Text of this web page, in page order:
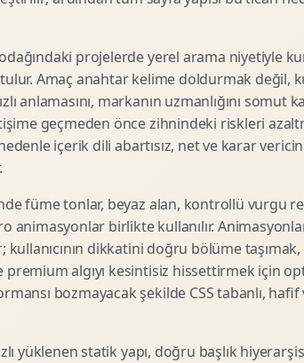
3D Lansman Filmi Teknik
Afis Tasarimi
Brosur Tasarimi
Sunum Tasarimi
Katalog Tasarimi
Infografik Tasarimi
Fuaye Gorsel Tasarimi
Kurumsal Ilan Tasarimi
Marka
Marka
Hedef
Marka
Deger
projelerde yerel arama niyetiyle
Amaç anahtar kelime doldurmak değil,
anlamasını, markanın uzmanlığını somut
geçmeden önce zihnindeki riskleri
içerik dili abartısız, net ve karar
füme tonlar, beyaz alan, kontrollü vurgu
animasyonlar birlikte kullanılır.
kullanıcının dikkatini doğru bölüme
algıyı kesintisiz hissettirmek için
bozmayacak şekilde CSS tabanlı,
yüklenen statik yapı, doğru başlık